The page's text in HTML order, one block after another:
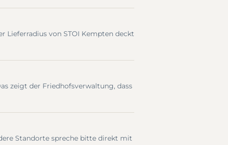
von STOI Kempten deckt
zeigt der Friedhofsverwaltung, dass
Standorte spreche bitte direkt mit